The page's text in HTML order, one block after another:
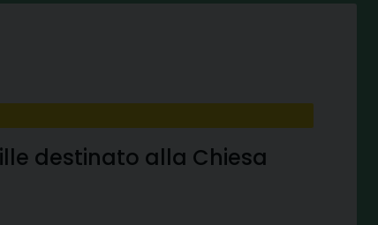
destinato alla Chiesa